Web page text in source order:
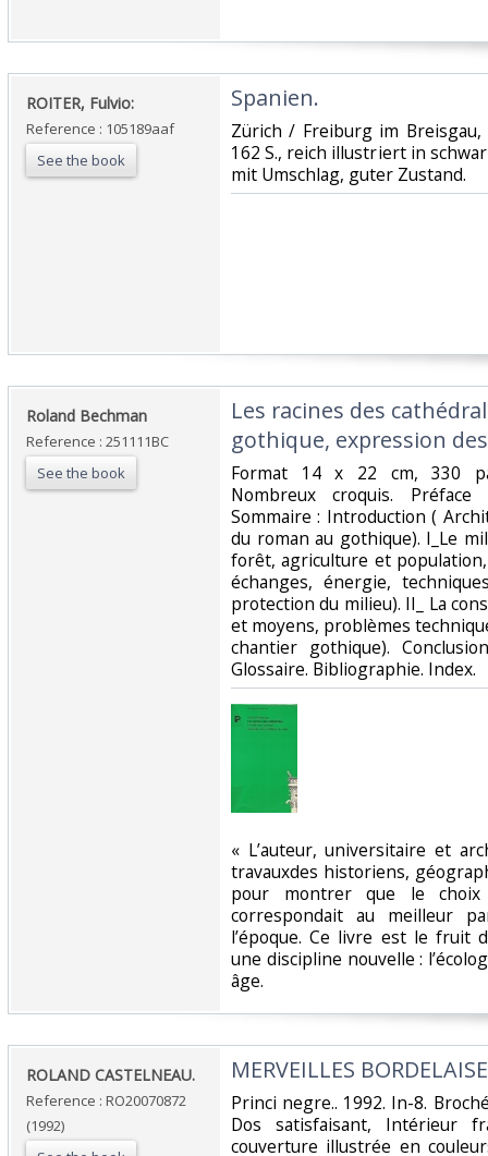
‎ROITER, Fulvio:‎
Reference : 105189aaf
See the book
‎Spanien.‎
‎Zürich / Freiburg im
162 S., reich illustriert in
mit Umschlag, guter Zustand.‎
‎Roland Bechman‎
Reference : 251111BC
See the book
‎Les racines des
gothique, expression
‎Format 14 x 22 cm, 330
Nombreux croquis.
Sommaire : Introduction (
du roman au gothique). I_Le
forêt, agriculture et
échanges, énergie,
protection du milieu). II_ La
et moyens, problèmes
chantier gothique).
Glossaire. Bibliographie. Index. ‎
‎« L’auteur, universitaire et
travauxdes historiens,
pour montrer que le choix
correspondait au meilleur
l’époque. Ce livre est le fruit
une discipline nouvelle :
âge. ‎
‎ROLAND CASTELNEAU.‎
Reference : RO20070872
(1992)
‎MERVEILLES
‎Princi negre.. 1992. In-8.
Dos satisfaisant, Intérieur
couverture illustrée en